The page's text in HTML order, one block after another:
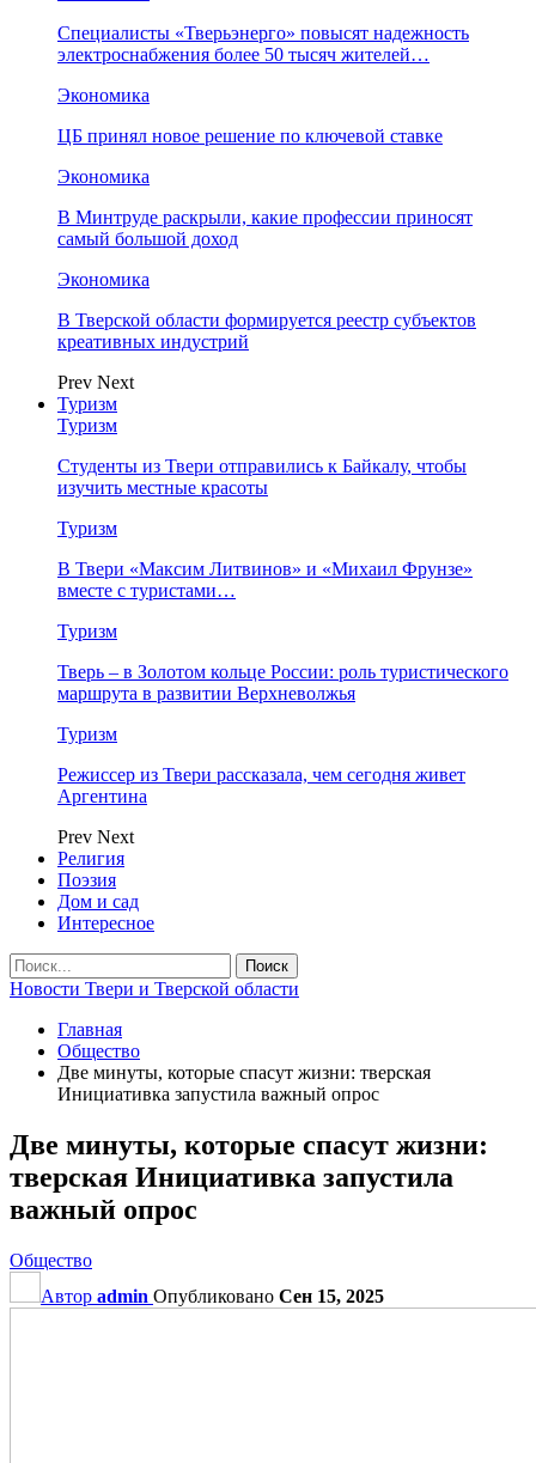
Специалисты «Тверьэнерго» повысят надежность
электроснабжения более 50 тысяч жителей…
Экономика
ЦБ принял новое решение по ключевой ставке
Экономика
В Минтруде раскрыли, какие профессии приносят
самый большой доход
Экономика
В Тверской области формируется реестр субъектов
креативных индустрий
Prev Next
Туризм
Туризм
Студенты из Твери отправились к Байкалу, чтобы
изучить местные красоты
Туризм
В Твери «Максим Литвинов» и «Михаил Фрунзе»
вместе с туристами…
Туризм
Тверь – в Золотом кольце России: роль туристического
маршрута в развитии Верхневолжья
Туризм
Режиссер из Твери рассказала, чем сегодня живет
Аргентина
Prev Next
Религия
Поэзия
Дом и сад
Интересное
Новости Твери и Тверской области
Главная
Общество
Две минуты, которые спасут жизни: тверская
Инициативка запустила важный опрос
Две минуты, которые спасут жизни:
тверская Инициативка запустила
важный опрос
Общество
Автор admin Опубликовано Сен 15, 2025